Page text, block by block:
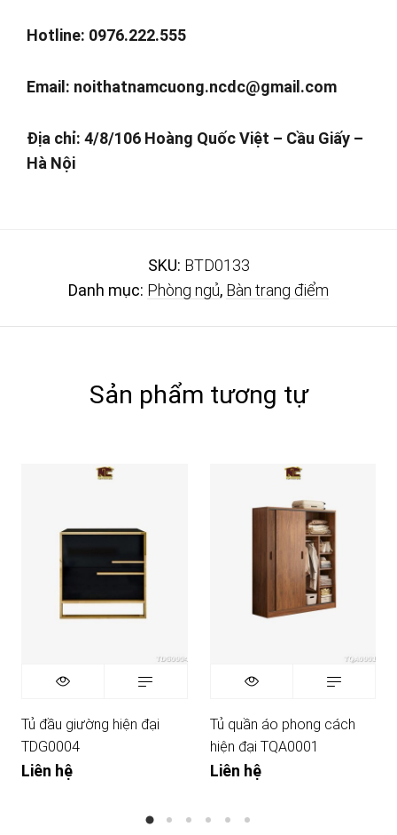
Hotline: 0976.222.555
Email: noithatnamcuong.ncdc@gmail.com
Địa chỉ: 4/8/106 Hoàng Quốc Việt – Cầu Giấy –
Hà Nội
SKU: BTD0133
Danh mục: Phòng ngủ, Bàn trang điểm
Sản phẩm tương tự
Tủ đầu giường hiện đại
TDG0004
Liên hệ
Tủ quần áo phong cách
hiện đại TQA0001
Liên hệ